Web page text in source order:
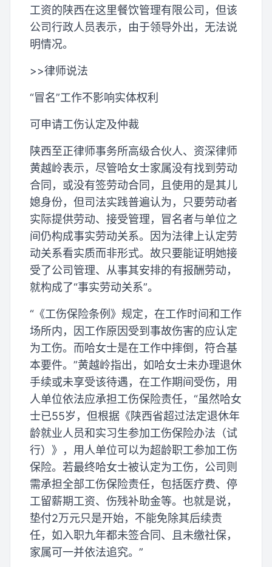
工资的陕西在这里餐饮管理有限公司，但该
公司行政人员表示，由于领导外出，无法说
明情况。
>>律师说法
“冒名”工作不影响实体权利
可申请工伤认定及仲裁
陕西至正律师事务所高级合伙人、资深律师
黄越岭表示，尽管哈女士家属没有找到劳动
合同，或没有签劳动合同，且使用的是其儿
媳身份，但司法实践普遍认为，只要劳动者
实际提供劳动、接受管理，冒名者与单位之
间仍构成事实劳动关系。因为法律上认定劳
动关系看实质而非形式。故只要能证明她接
受了公司管理、从事其安排的有报酬劳动，
就构成了“事实劳动关系”。
“《工伤保险条例》规定，在工作时间和工作
场所内，因工作原因受到事故伤害的应认定
为工伤。而哈女士是在工作中摔倒，符合基
本要件。”黄越岭指出，如哈女士未办理退休
手续或未享受该待遇，在工作期间受伤，用
人单位依法应承担工伤保险责任，“虽然哈女
士已55岁，但根据《陕西省超过法定退休年
龄就业人员和实习生参加工伤保险办法（试
行）》，用人单位可以为超龄职工参加工伤
保险。若最终哈女士被认定为工伤，公司则
需承担全部工伤保险责任，包括医疗费、停
工留薪期工资、伤残补助金等。也就是说，
垫付2万元只是开始，不能免除其后续责
任，如入职九年都未签合同、且未缴社保，
家属可一并依法追究。”